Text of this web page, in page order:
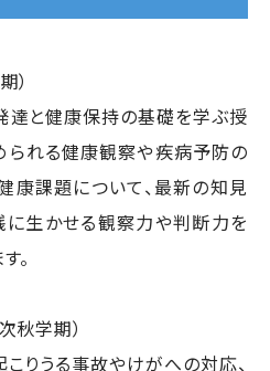
）
達と健康保持の基礎を学ぶ授
られる健康観察や疾病予防の
康課題について、最新の知見
に生かせる観察力や判断力を
。
秋学期）
りうる事故やけがへの対応、